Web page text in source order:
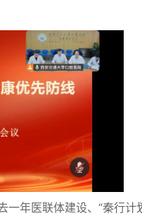
年医联体建设、“秦行计